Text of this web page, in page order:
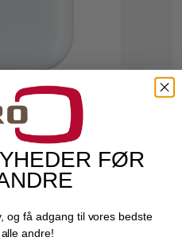
FØR
og få adgang til vores bedste
andre!